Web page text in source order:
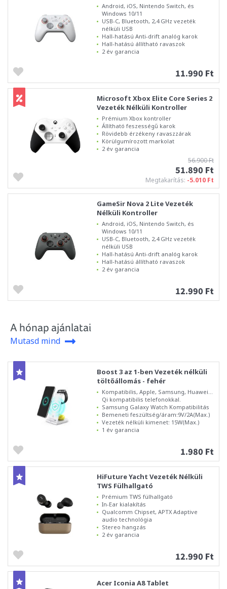
Android, iOS, Nintendo Switch, és
Windows 10/11
USB-C, Bluetooth, 2,4 GHz vezeték
nélküli USB
Hall-hatású Anti-drift analóg karok
Hall-hatású állítható ravaszok
2 év garancia
11.990 Ft
Microsoft Xbox Elite Core Series 2
Vezeték Nélküli Kontroller
Prémium Xbox kontroller
Állítható feszességű karok
Rövidebb érzékeny ravaszzárak
Körülgumírozott markolat
2 év garancia
56.900 Ft
51.890 Ft
Megtakarítás: -5.010 Ft
GameSir Nova 2 Lite Vezeték
Nélküli Kontroller
Android, iOS, Nintendo Switch, és
Windows 10/11
USB-C, Bluetooth, 2,4 GHz vezeték
nélküli USB
Hall-hatású Anti-drift analóg karok
Hall-hatású állítható ravaszok
2 év garancia
12.990 Ft
A hónap ajánlatai
Mutasd mind
Boost 3 az 1-ben Vezeték nélküli
töltőállomás - fehér
Kompatibilis, Apple, Samsung, Huawei...
Qi kompatibilis telefonokkal.
Samsung Galaxy Watch Kompatibilitás
Bemeneti feszültség/áram:9V/2A(Max.)
Vezeték nélküli kimenet: 15W(Max.)
1 év garancia
1.980 Ft
HiFuture Yacht Vezeték Nélküli
TWS Fülhallgató
Prémium TWS fülhallgató
In-Ear kialakítás
Qualcomm Chipset, APTX Adaptive
audio technológia
Stereo hangzás
2 év garancia
12.990 Ft
Acer Iconia A8 Tablet